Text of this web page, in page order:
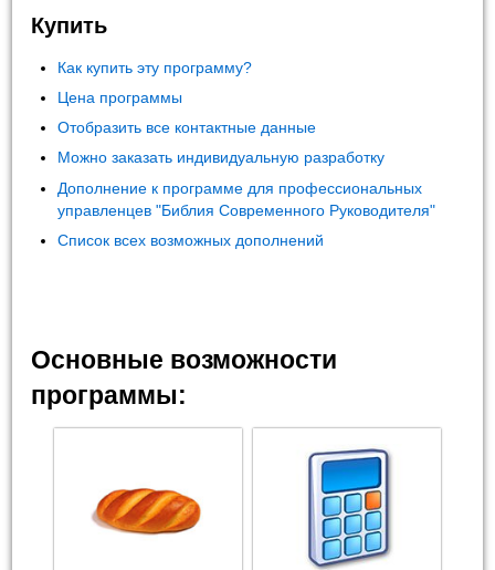
Купить
Как купить эту программу?
Цена программы
Отобразить все контактные данные
Можно заказать индивидуальную разработку
Дополнение к программе для профессиональных
управленцев "Библия Современного Руководителя"
Список всех возможных дополнений
Основные возможности
программы: